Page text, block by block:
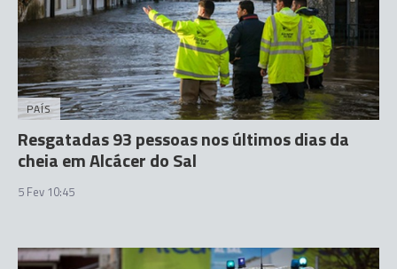
PAÍS
Resgatadas 93 pessoas nos últimos dias da
cheia em Alcácer do Sal
5 Fev 10:45